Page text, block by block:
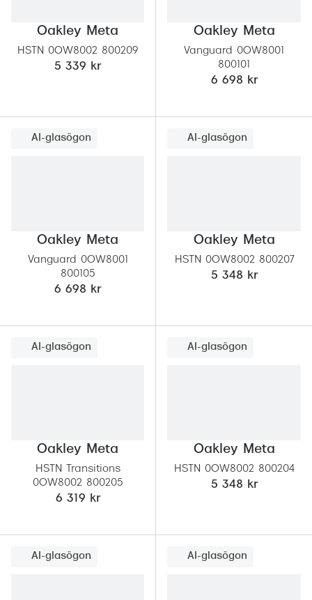
Burberry
Oakley Meta
HSTN 0OW8002 800209
5 339 kr
Oakley Meta
Vanguard 0OW8001
800101
6 698 kr
AI-glasögon
Oakley Meta
Vanguard 0OW8001
800105
6 698 kr
AI-glasögon
Oakley Meta
HSTN 0OW8002 800207
5 348 kr
AI-glasögon
Oakley Meta
HSTN Transitions
0OW8002 800205
6 319 kr
AI-glasögon
Oakley Meta
HSTN 0OW8002 800204
5 348 kr
AI-glasögon AI-glasögon